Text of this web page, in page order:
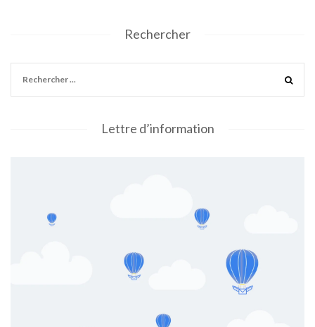
Rechercher
Lettre d’information